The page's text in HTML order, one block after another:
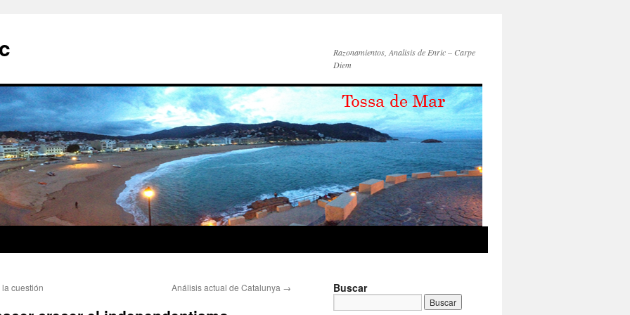
Razonamientos, Analisis de Enric – Carpe
Diem
cuestión Análisis actual de Catalunya → Buscar